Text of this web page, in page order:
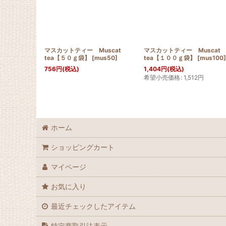
マスカットティー Muscat
tea【５０ｇ袋】
[mus50]
756円(税込)
マスカットティー Muscat
tea【１００ｇ袋】
[mus100]
1,404円(税込)
希望小売価格: 1,512円
ホーム
ショッピングカート
マイページ
お気に入り
最近チェックしたアイテム